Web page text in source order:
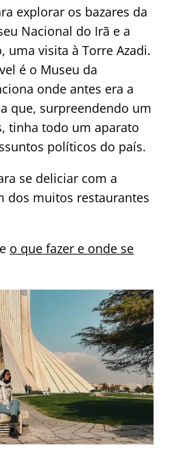
explorar os bazares da
Nacional do Irã e a
uma visita à Torre Azadi.
é o Museu da
onde antes era a
que, surpreendendo um
tinha todo um aparato
políticos do país.
se deliciar com a
dos muitos restaurantes
o que fazer e onde se